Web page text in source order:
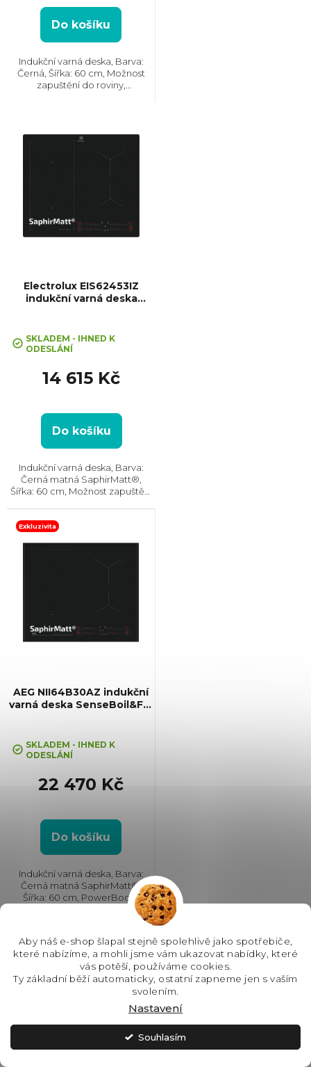
Aby náš e-shop šlapal stejně spolehlivě jako spotřebiče,
které nabízíme, a mohli jsme vám ukazovat nabídky, které
vás potěší, používáme cookies.
Ty základní běží automaticky, ostatní zapneme jen s vaším
svolením.
Nastavení
Souhlasím
k
t
Do košíku
Indukční varná deska, Barva:
Černá, Šířka: 60 cm, Možnost
zapuštění do roviny,
pomocí posuvného slideru
každé zóny zvlášť,...
Electrolux EIS62453IZ
indukční varná deska
SKLADEM - IHNED K
ODESLÁNÍ
14 615 Kč
Do košíku
Indukční varná deska, Barva:
Černá matná SaphirMatt®,
Šířka: 60 cm, Možnost zapuštění
Senzor bodu varu SenseBoil,
Exkluzivita
AEG NII64B30AZ indukční
varná deska SenseBoil&Fry
SKLADEM - IHNED K
ODESLÁNÍ
22 470 Kč
Do košíku
Indukční varná deska, Barva:
Černá matná SaphirMatt®,
Šířka: 60 cm, PowerBoost,
Hob2Hood®, Spojení varných
Sense Boil&Fry, Ovládání
pomocí...